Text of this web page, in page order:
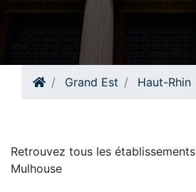
Grand Est Haut-Rhin
Retrouvez tous les
Mulhouse